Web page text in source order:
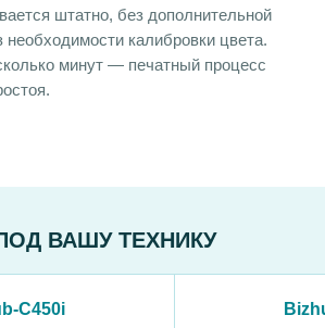
штатно, без дополнительной
калибровки цвета.
минут — печатный процесс
ВАШУ ТЕХНИКУ
C450i